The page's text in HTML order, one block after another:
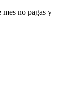
mes no pagas y